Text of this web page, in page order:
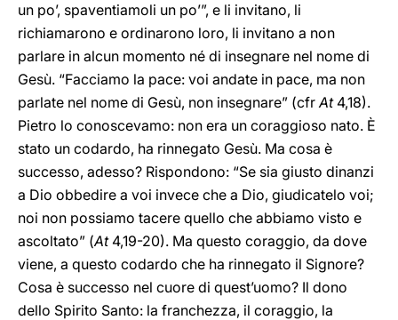
un po’, spaventiamoli un po’”, e li invitano, li
richiamarono e ordinarono loro, li invitano a non
parlare in alcun momento né di insegnare nel nome di
Gesù. “Facciamo la pace: voi andate in pace, ma non
parlate nel nome di Gesù, non insegnare” (cfrAt4,18).
Pietro lo conoscevamo: non era un coraggioso nato. È
stato un codardo, ha rinnegato Gesù. Ma cosa è
successo, adesso? Rispondono: “Se sia giusto dinanzi
a Dio obbedire a voi invece che a Dio, giudicatelo voi;
noi non possiamo tacere quello che abbiamo visto e
ascoltato” (At 4,19-20). Ma questo coraggio, da dove
viene, a questo codardo che ha rinnegato il Signore?
Cosa è successo nel cuore di quest’uomo? Il dono
dello Spirito Santo: la franchezza, il coraggio, la